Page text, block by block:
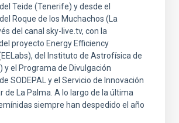
Teide (Tenerife) y desde el
Roque de los Muchachos (La
del canal sky-live.tv, con la
proyecto Energy Efficiency
del Instituto de Astrofísica de
y el Programa de Divulgación
SODEPAL y el Servicio de Innovación
de La Palma. A lo largo de la última
siempre han despedido el año